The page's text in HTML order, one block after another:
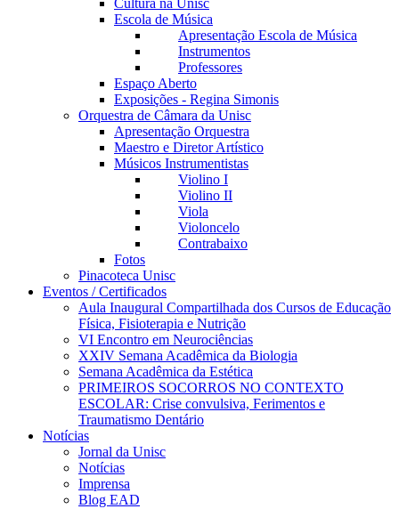
Cultura na Unisc
Escola de Música
Apresentação Escola de Música
Instrumentos
Professores
Espaço Aberto
Exposições - Regina Simonis
Orquestra de Câmara da Unisc
Apresentação Orquestra
Maestro e Diretor Artístico
Músicos Instrumentistas
Violino I
Violino II
Viola
Violoncelo
Contrabaixo
Fotos
Pinacoteca Unisc
Eventos / Certificados
Aula Inaugural Compartilhada dos Cursos de Educação
Física, Fisioterapia e Nutrição
VI Encontro em Neurociências
XXIV Semana Acadêmica da Biologia
Semana Acadêmica da Estética
PRIMEIROS SOCORROS NO CONTEXTO
ESCOLAR: Crise convulsiva, Ferimentos e
Traumatismo Dentário
Notícias
Jornal da Unisc
Notícias
Imprensa
Blog EAD